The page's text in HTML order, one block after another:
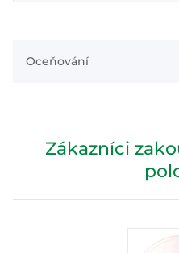
Oceňování
Zákazníci